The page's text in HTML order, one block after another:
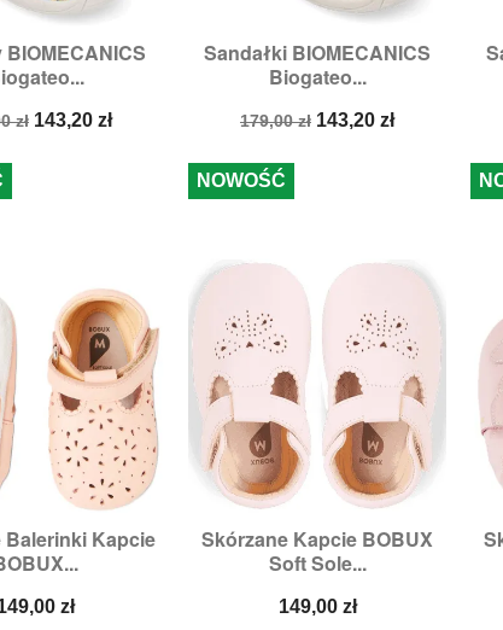
BIOMECANICS
zł Cena
143,20 zł
podgląd
Sandałki BIOMECANICS
Biogateo...
Cena
179,00 zł Cena
143,20 zł
Szybki podgląd
Rozmiary:22,
Balerinki Kapcie
zł
podgląd
L
Skórzane Kapcie BOBUX
Soft Sole...
Cena
149,00 zł
Szybki podgląd
Rozmiary:XL
NOWOŚĆ